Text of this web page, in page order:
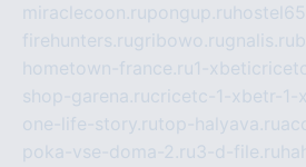
miraclecoon.rupongup.ru
firehunters.rugribowo.rugnalis.ru
hometown-france.ru1-
shop-garena.rucricetc-1-xbetr-1-
one-life-story.rutop-halyava.ru
poka-vse-doma-2.ru3-d-file.ru